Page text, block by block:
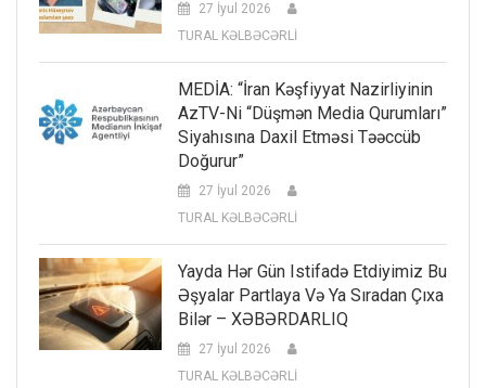
27 İyul 2026
TURAL KƏLBƏCƏRLİ
MEDİA: “İran Kəşfiyyat Nazirliyinin
AzTV-Ni “düşmən Media Qurumları”
Siyahısına Daxil Etməsi Təəccüb
Doğurur”
27 İyul 2026
TURAL KƏLBƏCƏRLİ
Yayda Hər Gün Istifadə Etdiyimiz Bu
Əşyalar Partlaya Və Ya Sıradan Çıxa
Bilər – XƏBƏRDARLIQ
27 İyul 2026
TURAL KƏLBƏCƏRLİ